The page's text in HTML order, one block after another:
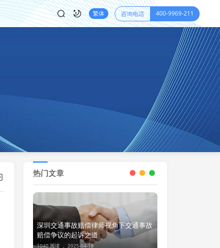
繁体 咨询电话 400-9969-211
热门文章
深圳交通事故赔偿律师视角下交通事故
赔偿争议的起诉之道
1040 阅读 ， 2025-04-18